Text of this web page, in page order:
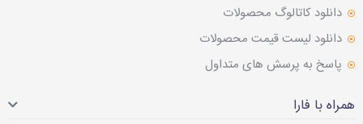
دانلود کاتالوگ محصولات
دانلود لیست قیمت محصولات
پاسخ به پرسش های متداول
همراه با فارا